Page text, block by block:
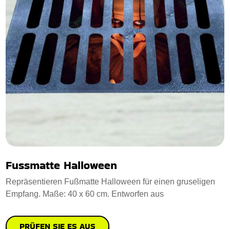
Fussmatte Halloween
Repräsentieren Fußmatte Halloween für einen gruseligen
Empfang. Maße: 40 x 60 cm. Entworfen aus
PRÜFEN SIE ES AUS